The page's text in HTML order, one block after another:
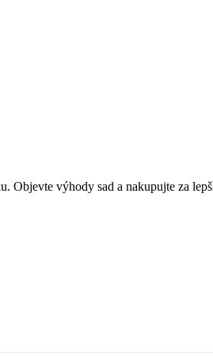
Objevte výhody sad a nakupujte za